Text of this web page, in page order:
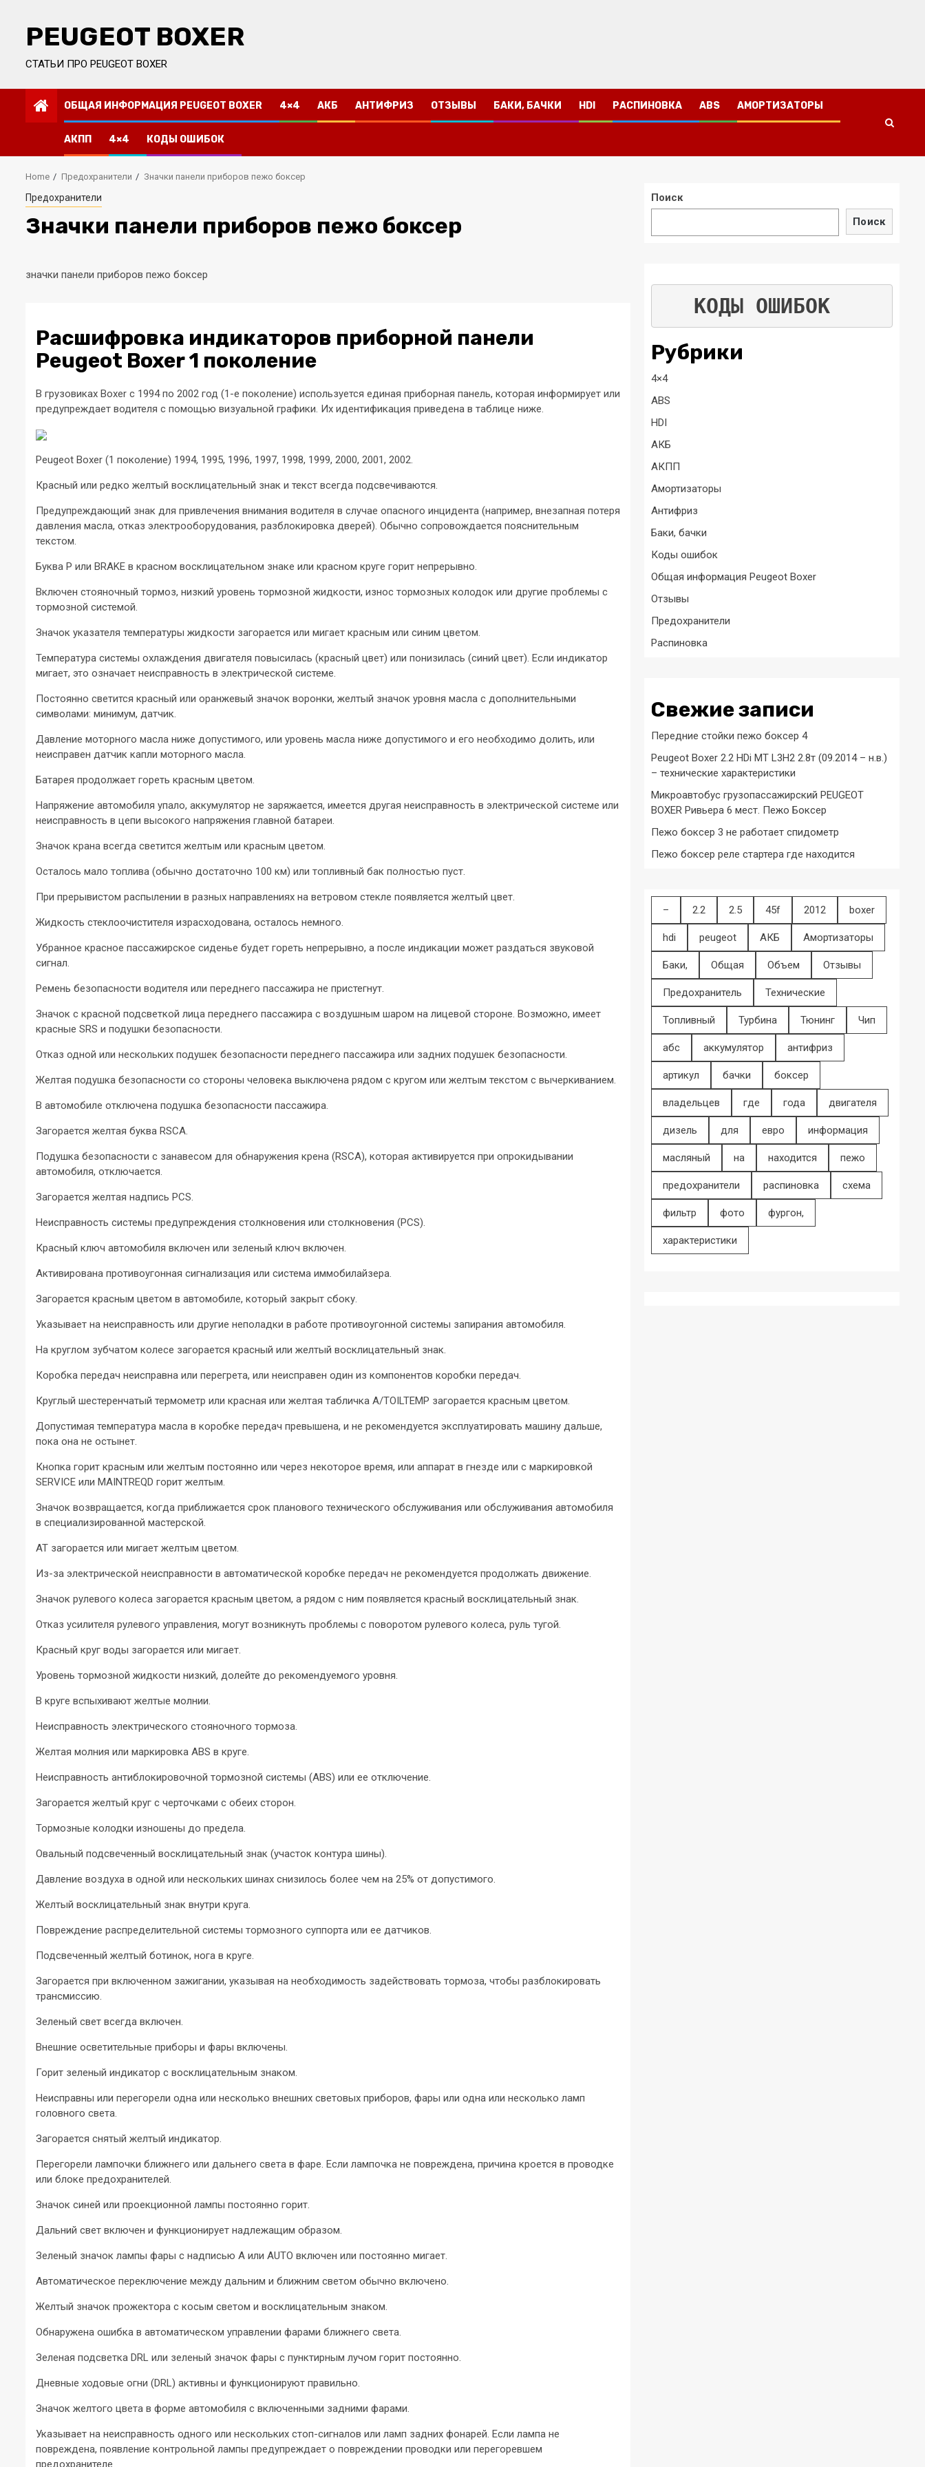
contentPEUGEOT BOXER
СТАТЬИ ПРО PEUGEOT BOXER
ОБЩАЯ ИНФОРМАЦИЯ PEUGEOT BOXER 4×4 АКБ АНТИФРИЗ ОТЗЫВЫ БАКИ, БАЧКИ HDI РАСПИНОВКА ABS АМОРТИЗАТОРЫ
АКПП 4×4 КОДЫ ОШИБОК
Home Предохранители Значки панели приборов пежо боксер
Предохранители
Значки панели приборов пежо боксер
значки панели приборов пежо боксер
Расшифровка индикаторов приборной панели
Peugeot Boxer 1 поколение
В грузовиках Boxer с 1994 по 2002 год (1-е поколение) используется единая приборная панель, которая информирует или
предупреждает водителя с помощью визуальной графики. Их идентификация приведена в таблице ниже.
Peugeot Boxer (1 поколение) 1994, 1995, 1996, 1997, 1998, 1999, 2000, 2001, 2002.
Красный или редко желтый восклицательный знак и текст всегда подсвечиваются.
Предупреждающий знак для привлечения внимания водителя в случае опасного инцидента (например, внезапная потеря
давления масла, отказ электрооборудования, разблокировка дверей). Обычно сопровождается пояснительным
текстом.
Буква P или BRAKE в красном восклицательном знаке или красном круге горит непрерывно.
Включен стояночный тормоз, низкий уровень тормозной жидкости, износ тормозных колодок или другие проблемы с
тормозной системой.
Значок указателя температуры жидкости загорается или мигает красным или синим цветом.
Температура системы охлаждения двигателя повысилась (красный цвет) или понизилась (синий цвет). Если индикатор
мигает, это означает неисправность в электрической системе.
Постоянно светится красный или оранжевый значок воронки, желтый значок уровня масла с дополнительными
символами: минимум, датчик.
Давление моторного масла ниже допустимого, или уровень масла ниже допустимого и его необходимо долить, или
неисправен датчик капли моторного масла.
Батарея продолжает гореть красным цветом.
Напряжение автомобиля упало, аккумулятор не заряжается, имеется другая неисправность в электрической системе или
неисправность в цепи высокого напряжения главной батареи.
Значок крана всегда светится желтым или красным цветом.
Осталось мало топлива (обычно достаточно 100 км) или топливный бак полностью пуст.
При прерывистом распылении в разных направлениях на ветровом стекле появляется желтый цвет.
Жидкость стеклоочистителя израсходована, осталось немного.
Убранное красное пассажирское сиденье будет гореть непрерывно, а после индикации может раздаться звуковой
сигнал.
Ремень безопасности водителя или переднего пассажира не пристегнут.
Значок с красной подсветкой лица переднего пассажира с воздушным шаром на лицевой стороне. Возможно, имеет
красные SRS и подушки безопасности.
Отказ одной или нескольких подушек безопасности переднего пассажира или задних подушек безопасности.
Желтая подушка безопасности со стороны человека выключена рядом с кругом или желтым текстом с вычеркиванием.
В автомобиле отключена подушка безопасности пассажира.
Загорается желтая буква RSCA.
Подушка безопасности с занавесом для обнаружения крена (RSCA), которая активируется при опрокидывании
автомобиля, отключается.
Загорается желтая надпись PCS.
Неисправность системы предупреждения столкновения или столкновения (PCS).
Красный ключ автомобиля включен или зеленый ключ включен.
Активирована противоугонная сигнализация или система иммобилайзера.
Загорается красным цветом в автомобиле, который закрыт сбоку.
Указывает на неисправность или другие неполадки в работе противоугонной системы запирания автомобиля.
На круглом зубчатом колесе загорается красный или желтый восклицательный знак.
Коробка передач неисправна или перегрета, или неисправен один из компонентов коробки передач.
Круглый шестеренчатый термометр или красная или желтая табличка A/TOILTEMP загорается красным цветом.
Допустимая температура масла в коробке передач превышена, и не рекомендуется эксплуатировать машину дальше,
пока она не остынет.
Кнопка горит красным или желтым постоянно или через некоторое время, или аппарат в гнезде или с маркировкой
SERVICE или MAINTREQD горит желтым.
Значок возвращается, когда приближается срок планового технического обслуживания или обслуживания автомобиля
в специализированной мастерской.
AT загорается или мигает желтым цветом.
Из-за электрической неисправности в автоматической коробке передач не рекомендуется продолжать движение.
Значок рулевого колеса загорается красным цветом, а рядом с ним появляется красный восклицательный знак.
Отказ усилителя рулевого управления, могут возникнуть проблемы с поворотом рулевого колеса, руль тугой.
Красный круг воды загорается или мигает.
Уровень тормозной жидкости низкий, долейте до рекомендуемого уровня.
В круге вспыхивают желтые молнии.
Неисправность электрического стояночного тормоза.
Желтая молния или маркировка ABS в круге.
Неисправность антиблокировочной тормозной системы (ABS) или ее отключение.
Загорается желтый круг с черточками с обеих сторон.
Тормозные колодки изношены до предела.
Овальный подсвеченный восклицательный знак (участок контура шины).
Давление воздуха в одной или нескольких шинах снизилось более чем на 25% от допустимого.
Желтый восклицательный знак внутри круга.
Повреждение распределительной системы тормозного суппорта или ее датчиков.
Подсвеченный желтый ботинок, нога в круге.
Загорается при включенном зажигании, указывая на необходимость задействовать тормоза, чтобы разблокировать
трансмиссию.
Зеленый свет всегда включен.
Внешние осветительные приборы и фары включены.
Горит зеленый индикатор с восклицательным знаком.
Неисправны или перегорели одна или несколько внешних световых приборов, фары или одна или несколько ламп
головного света.
Загорается снятый желтый индикатор.
Перегорели лампочки ближнего или дальнего света в фаре. Если лампочка не повреждена, причина кроется в проводке
или блоке предохранителей.
Значок синей или проекционной лампы постоянно горит.
Дальний свет включен и функционирует надлежащим образом.
Зеленый значок лампы фары с надписью A или AUTO включен или постоянно мигает.
Автоматическое переключение между дальним и ближним светом обычно включено.
Желтый значок прожектора с косым светом и восклицательным знаком.
Обнаружена ошибка в автоматическом управлении фарами ближнего света.
Зеленая подсветка DRL или зеленый значок фары с пунктирным лучом горит постоянно.
Дневные ходовые огни (DRL) активны и функционируют правильно.
Значок желтого цвета в форме автомобиля с включенными задними фарами.
Указывает на неисправность одного или нескольких стоп-сигналов или ламп задних фонарей. Если лампа не
повреждена, появление контрольной лампы предупреждает о повреждении проводки или перегоревшем
предохранителе.
Поиск
Поиск
КОДЫ ОШИБОК
Рубрики
4×4
ABS
HDI
АКБ
АКПП
Амортизаторы
Антифриз
Баки, бачки
Коды ошибок
Общая информация Peugeot Boxer
Отзывы
Предохранители
Распиновка
Свежие записи
Передние стойки пежо боксер 4
Peugeot Boxer 2.2 HDi MT L3H2 2.8т (09.2014 – н.в.)
– технические характеристики
Микроавтобус грузопассажирский PEUGEOT
BOXER Ривьера 6 мест. Пежо Боксер
Пежо боксер 3 не работает спидометр
Пежо боксер реле стартера где находится
– 2.2 2.5 45f 2012 boxer
hdi peugeot АКБ Амортизаторы
Баки, Общая Объем Отзывы
Предохранитель Технические
Топливный Турбина Тюнинг Чип
абс аккумулятор антифриз
артикул бачки боксер
владельцев где года двигателя
дизель для евро информация
масляный на находится пежо
предохранители распиновка схема
фильтр фото фургон,
характеристики